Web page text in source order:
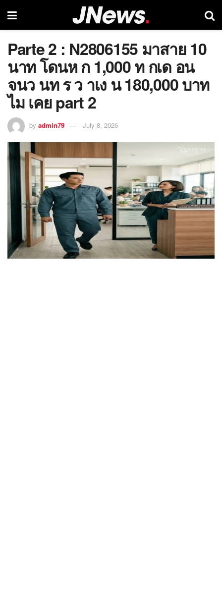
Parte 2 : N2806155 มาสาย 10
นาท โดนห ก 1,000 ท กเด อน
จนว นท ร ว าเง น 180,000 บาท
ไม เคย part 2
by admin79 July 8, 2026